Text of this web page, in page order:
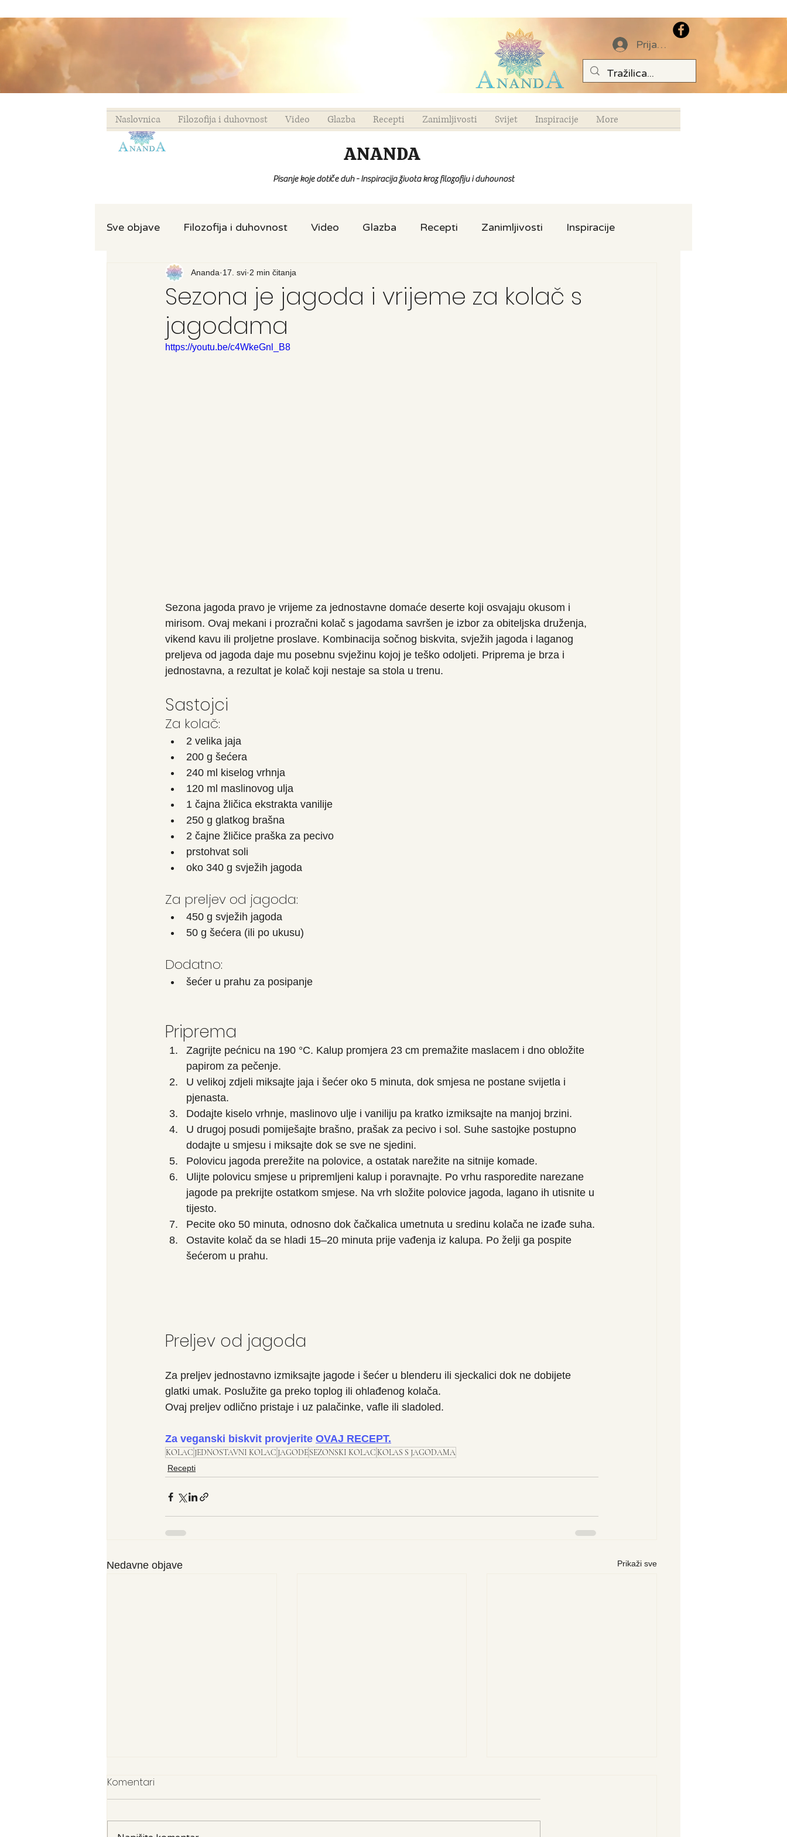
Prijava
Naslovnica Filozofija i duhovnost Video Glazba Recepti Zanimljivosti Svijet Inspiracije More
ANANDA
Pisanje koje dotiče duh - Inspiracija života kroz filozofiju i duhovnost
Sve objave Filozofija i duhovnost Video Glazba Recepti Zanimljivosti Inspiracije
Recenzija knjige Svijet
Sezona je jagoda i vrijeme za kolač s
jagodama
Ananda 17. svi 2 min čitanja
https://youtu.be/c4WkeGnl_B8
Sezona jagoda pravo je vrijeme za jednostavne domaće deserte koji osvajaju okusom i
mirisom. Ovaj mekani i prozračni kolač s jagodama savršen je izbor za obiteljska druženja,
vikend kavu ili proljetne proslave. Kombinacija sočnog biskvita, svježih jagoda i laganog
preljeva od jagoda daje mu posebnu svježinu kojoj je teško odoljeti. Priprema je brza i
jednostavna, a rezultat je kolač koji nestaje sa stola u trenu.
Sastojci
Za kolač:
2 velika jaja
200 g šećera
240 ml kiselog vrhnja
120 ml maslinovog ulja
1 čajna žličica ekstrakta vanilije
250 g glatkog brašna
2 čajne žličice praška za pecivo
prstohvat soli
oko 340 g svježih jagoda
Za preljev od jagoda:
450 g svježih jagoda
50 g šećera (ili po ukusu)
Dodatno:
šećer u prahu za posipanje
Priprema
Zagrijte pećnicu na 190 °C. Kalup promjera 23 cm premažite maslacem i dno obložite
papirom za pečenje.
U velikoj zdjeli miksajte jaja i šećer oko 5 minuta, dok smjesa ne postane svijetla i
pjenasta.
Dodajte kiselo vrhnje, maslinovo ulje i vaniliju pa kratko izmiksajte na manjoj brzini.
U drugoj posudi pomiješajte brašno, prašak za pecivo i sol. Suhe sastojke postupno
dodajte u smjesu i miksajte dok se sve ne sjedini.
Polovicu jagoda prerežite na polovice, a ostatak narežite na sitnije komade.
Ulijte polovicu smjese u pripremljeni kalup i poravnajte. Po vrhu rasporedite narezane
jagode pa prekrijte ostatkom smjese. Na vrh složite polovice jagoda, lagano ih utisnite u
tijesto.
Pecite oko 50 minuta, odnosno dok čačkalica umetnuta u sredinu kolača ne izađe suha.
Ostavite kolač da se hladi 15–20 minuta prije vađenja iz kalupa. Po želji ga pospite
šećerom u prahu.
Preljev od jagoda
Za preljev jednostavno izmiksajte jagode i šećer u blenderu ili sjeckalici dok ne dobijete
glatki umak. Poslužite ga preko toplog ili ohlađenog kolača.
Ovaj preljev odlično pristaje i uz palačinke, vafle ili sladoled.
Za veganski biskvit provjerite OVAJ RECEPT.
KOLAC JEDNOSTAVNI KOLAC JAGODESEZONSKI KOLAC KOLAS S JAGODAMA
Recepti
Nedavne objave Prikaži sve
Komentari